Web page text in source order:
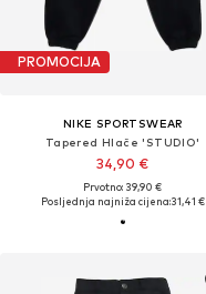
PROMOCIJA
NIKE SPORTSWEAR
Tapered Hlače 'STUDIO'
34,90 €
Prvotno: 39,90 €
Posljednja najniža cijena:31,41 €